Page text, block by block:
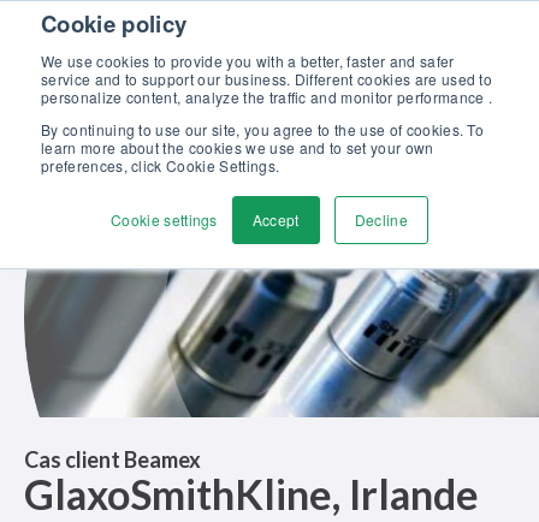
Cookie policy
We use cookies to provide you with a better, faster and safer
service and to support our business. Different cookies are used to
personalize content, analyze the traffic and monitor performance .
By continuing to use our site, you agree to the use of cookies. To
learn more about the cookies we use and to set your own
preferences, click Cookie Settings.
Cookie settings Accept Decline
Skip to content
Maîtrisez l’étalonnage en pression : formation complète, 100%
gratuite et certifiante ! >>
Contactez-nous
Cas client Beamex
GlaxoSmithKline, Irlande